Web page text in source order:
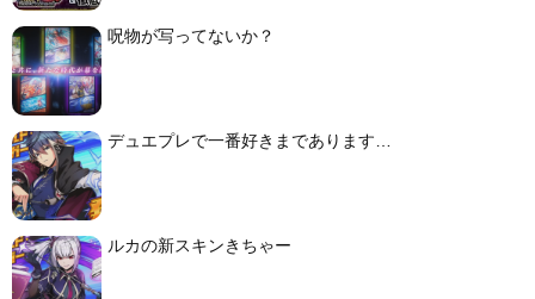
呪物が写ってないか？
デュエプレで一番好きまであります…
ルカの新スキンきちゃー